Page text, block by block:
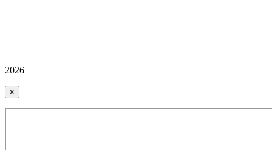
2026
×